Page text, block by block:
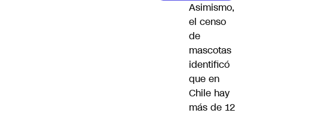
Asimismo,
el censo
de
mascotas
identificó
que en
Chile hay
más de 12